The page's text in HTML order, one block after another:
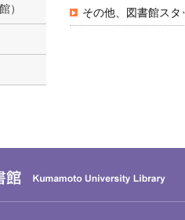
その他、図書館スタ
）